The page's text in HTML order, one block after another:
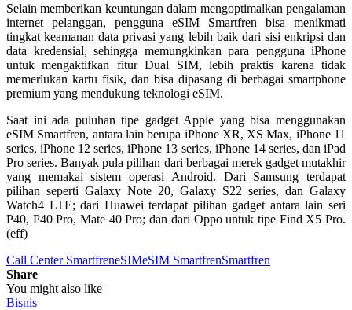
Selain memberikan keuntungan dalam mengoptimalkan pengalaman
internet pelanggan, pengguna eSIM Smartfren bisa menikmati
tingkat keamanan data privasi yang lebih baik dari sisi enkripsi dan
data kredensial, sehingga memungkinkan para pengguna iPhone
untuk mengaktifkan fitur Dual SIM, lebih praktis karena tidak
memerlukan kartu fisik, dan bisa dipasang di berbagai smartphone
premium yang mendukung teknologi eSIM.
Saat ini ada puluhan tipe gadget Apple yang bisa menggunakan
eSIM Smartfren, antara lain berupa iPhone XR, XS Max, iPhone 11
series, iPhone 12 series, iPhone 13 series, iPhone 14 series, dan iPad
Pro series. Banyak pula pilihan dari berbagai merek gadget mutakhir
yang memakai sistem operasi Android. Dari Samsung terdapat
pilihan seperti Galaxy Note 20, Galaxy S22 series, dan Galaxy
Watch4 LTE; dari Huawei terdapat pilihan gadget antara lain seri
P40, P40 Pro, Mate 40 Pro; dan dari Oppo untuk tipe Find X5 Pro.
(eff)
Call Center SmartfreneSIMeSIM SmartfrenSmartfren
Share
You might also like
Bisnis